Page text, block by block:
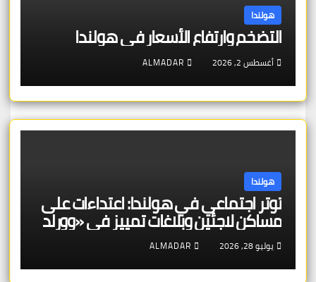
هولندا
التضخم وارتفاع الأسعار في هولندا
أغسطس 2, 2026 ALMADAR
هولندا
توتر اجتماعي في هولندا: اعتداءات على
مساكن لاجئين وبلاغات تمييز في «وورلد
برايد»
يوليو 28, 2026 ALMADAR